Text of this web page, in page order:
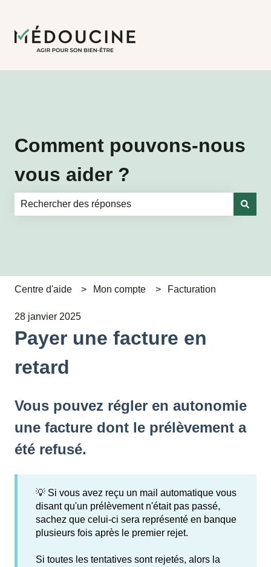
Comment pouvons-nous
vous aider ?
Centre d'aide Mon compte Facturation
28 janvier 2025
Payer une facture en
retard
Vous pouvez régler en autonomie
une facture dont le prélèvement a
été refusé.
💡 Si vous avez reçu un mail automatique vous
disant qu'un prélèvement n'était pas passé,
sachez que celui-ci sera représenté en banque
plusieurs fois après le premier rejet.
Si toutes les tentatives sont rejetés, alors la